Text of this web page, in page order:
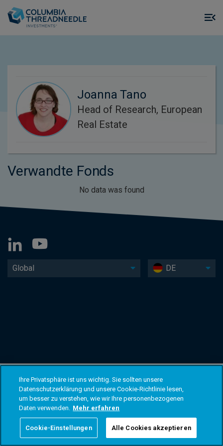
Joanna Tano
Head of Research, European
Real Estate
Verwandte Fonds
No data was found
Global DE
Ihre Privatsphäre ist uns wichtig. Sie sollten unsere
Datenschutzerklärung und unsere Cookie-Richtlinie lesen,
um besser zu verstehen, wie wir Ihre personenbezogenen
Daten verwenden. Mehr erfahren
Cookie-Einstellungen Alle Cookies akzeptieren